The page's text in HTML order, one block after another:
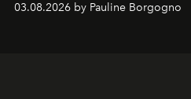
03.08.2026 by Pauline Borgogno